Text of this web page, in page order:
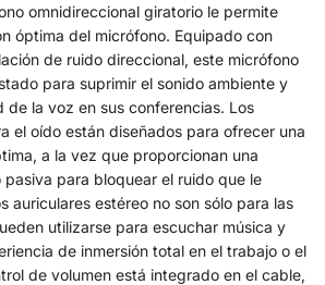
omnidireccional giratorio le permite
óptima del micrófono. Equipado con
de ruido direccional, este micrófono
para suprimir el sonido ambiente y
de la voz en sus conferencias. Los
el oído están diseñados para ofrecer una
a la vez que proporcionan una
para bloquear el ruido que le
auriculares estéreo no son sólo para las
utilizarse para escuchar música y
de inmersión total en el trabajo o el
de volumen está integrado en el cable,